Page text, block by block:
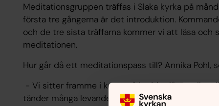
Meditationsgruppen träffas i Slaka kyrka på
första tre gångerna är det introduktion.
och de tre sista träffarna kommer vi att läsa och
meditationen.
Hur går då ett meditationspass till? Annika Pohl,
- Vi sitter framme i koret på kuddar, låga pallar
tänder många levande ljus som ger en alldeles